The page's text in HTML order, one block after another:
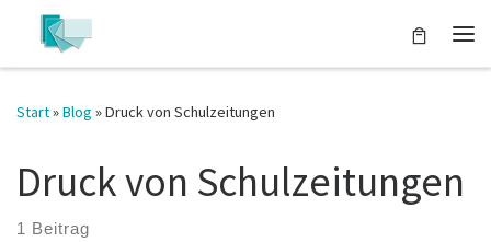
Zum Inhalt springen
Start»Blog »Druck von Schulzeitungen
Druck von Schulzeitungen
1 Beitrag